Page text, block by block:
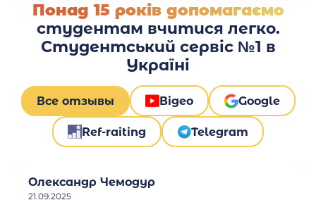
Понад 15 років допомагаємо
студентам вчитися легко.
Студентський сервіс №1 в
Україні
Все отзывы Відео Google
Ref-raiting Telegram
Олександр Чемодур
21.09.2025